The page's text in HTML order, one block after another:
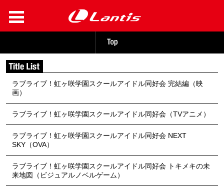
ラブライブ！虹ヶ咲学園スクールアイドル同好会 完結編（映
画）
ラブライブ！虹ヶ咲学園スクールアイドル同好会（TVアニメ）
ラブライブ！虹ヶ咲学園スクールアイドル同好会 NEXT
SKY（OVA）
ラブライブ！虹ヶ咲学園スクールアイドル同好会 トキメキの未
来地図（ビジュアルノベルゲーム）